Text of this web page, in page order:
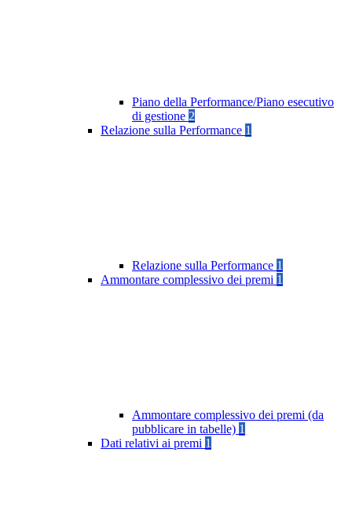
Piano della Performance/Piano esecutivo
di gestione 2
Relazione sulla Performance 1
Relazione sulla Performance 1
Ammontare complessivo dei premi 1
Ammontare complessivo dei premi (da
pubblicare in tabelle) 1
Dati relativi ai premi 1